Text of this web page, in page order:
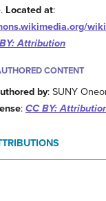
Located at:
Attribution
CONTENT
by: SUNY
: CC BY: